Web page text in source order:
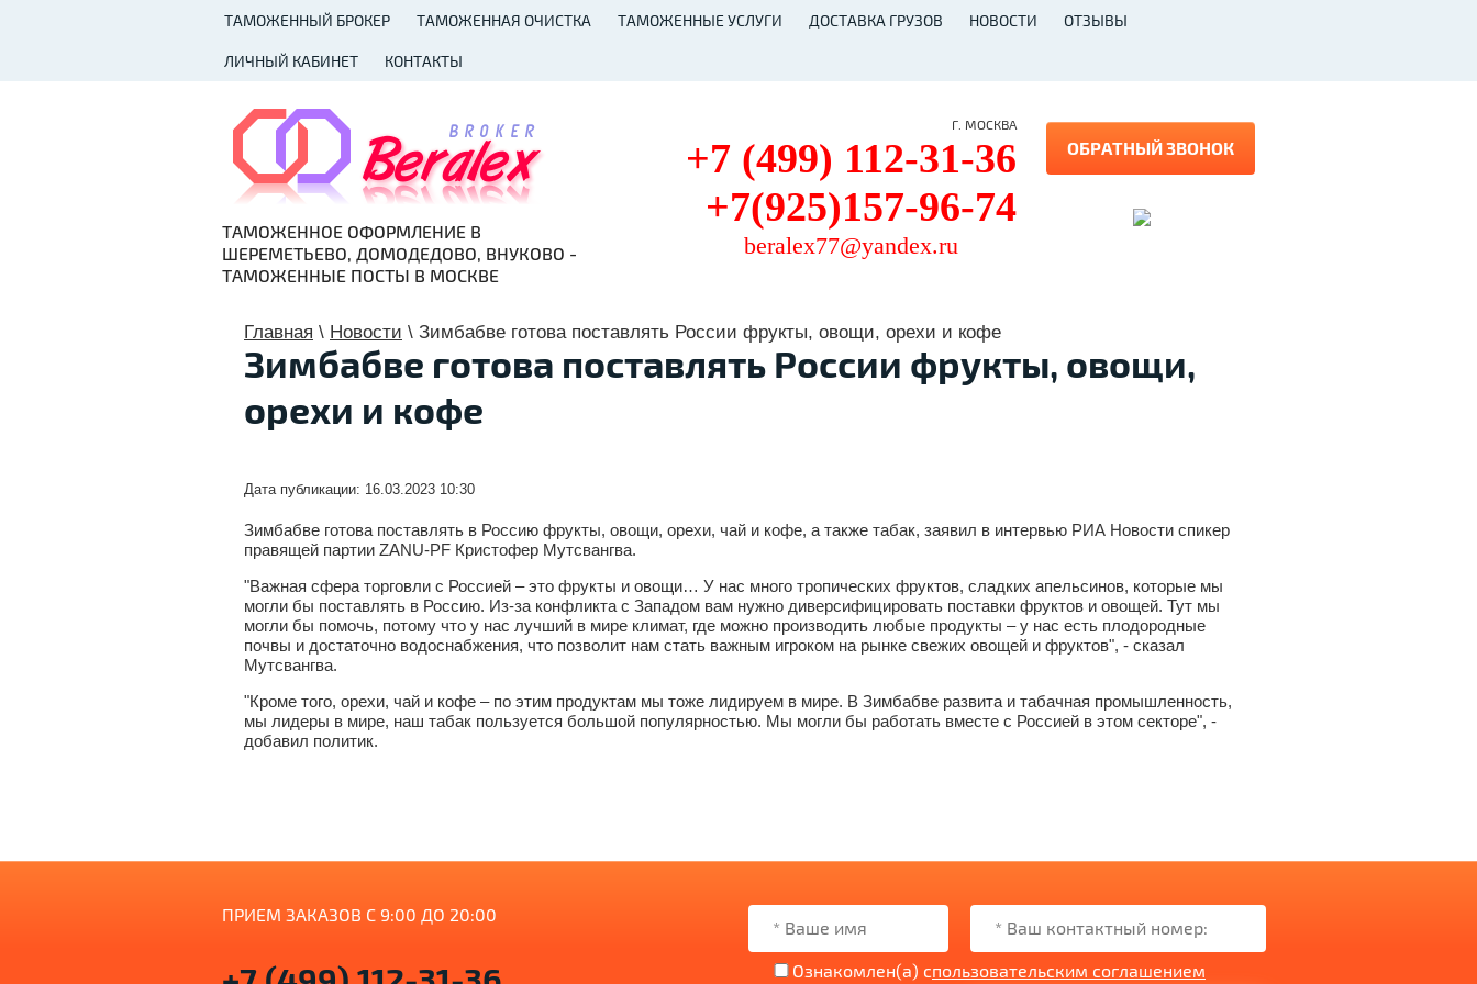
ТАМОЖЕННЫЙ БРОКЕР ТАМОЖЕННАЯ ОЧИСТКА ТАМОЖЕННЫЕ УСЛУГИ ДОСТАВКА ГРУЗОВ НОВОСТИ ОТЗЫВЫ
ЛИЧНЫЙ КАБИНЕТ КОНТАКТЫ
ТАМОЖЕННОЕ ОФОРМЛЕНИЕ В
ШЕРЕМЕТЬЕВО, ДОМОДЕДОВО, ВНУКОВО -
ТАМОЖЕННЫЕ ПОСТЫ В МОСКВЕ
Г. МОСКВА
+7 (499) 112-31-36
+7(925)157-96-74
beralex77@yandex.ru
ОБРАТНЫЙ ЗВОНОК
Главная \ Новости \ Зимбабве готова поставлять России фрукты, овощи, орехи и кофе
Зимбабве готова поставлять России фрукты, овощи,
орехи и кофе
Дата публикации: 16.03.2023 10:30
Зимбабве готова поставлять в Россию фрукты, овощи, орехи, чай и кофе, а также табак, заявил в интервью РИА Новости спикер
правящей партии ZANU-PF Кристофер Мутсвангва.
"Важная сфера торговли с Россией – это фрукты и овощи… У нас много тропических фруктов, сладких апельсинов, которые мы
могли бы поставлять в Россию. Из-за конфликта с Западом вам нужно диверсифицировать поставки фруктов и овощей. Тут мы
могли бы помочь, потому что у нас лучший в мире климат, где можно производить любые продукты – у нас есть плодородные
почвы и достаточно водоснабжения, что позволит нам стать важным игроком на рынке свежих овощей и фруктов", - сказал
Мутсвангва.
"Кроме того, орехи, чай и кофе – по этим продуктам мы тоже лидируем в мире. В Зимбабве развита и табачная промышленность,
мы лидеры в мире, наш табак пользуется большой популярностью. Мы могли бы работать вместе с Россией в этом секторе", -
добавил политик.
ПРИЕМ ЗАКАЗОВ С 9:00 ДО 20:00
Ознакомлен(а) спользовательским соглашением